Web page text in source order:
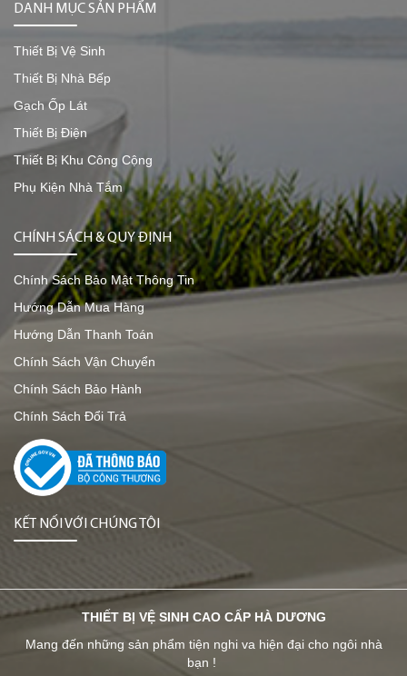
DANH MỤC SẢN PHẨM
Thiết Bị Vệ Sinh
Thiết Bị Nhà Bếp
Gạch Ốp Lát
Thiết Bị Điện
Thiết Bị Khu Công Cộng
Phụ Kiện Nhà Tắm
CHÍNH SÁCH & QUY ĐỊNH
Chính Sách Bảo Mật Thông Tin
Hướng Dẫn Mua Hàng
Hướng Dẫn Thanh Toán
Chính Sách Vận Chuyển
Chính Sách Bảo Hành
Chính Sách Đổi Trả
KẾT NỐI VỚI CHÚNG TÔI
THIẾT BỊ VỆ SINH CAO CẤP HÀ DƯƠNG
Mang đến những sản phẩm tiện nghi va hiện đại cho ngôi nhà
bạn !